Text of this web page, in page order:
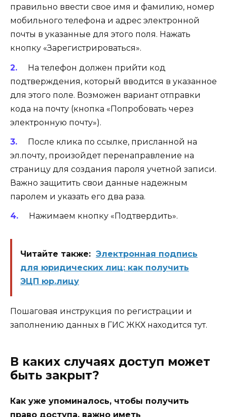
правильно ввести свое имя и фамилию, номер
мобильного телефона и адрес электронной
почты в указанные для этого поля. Нажать
кнопку «Зарегистрироваться».
На телефон должен прийти код
подтверждения, который вводится в указанное
для этого поле. Возможен вариант отправки
кода на почту (кнопка «Попробовать через
электронную почту»).
После клика по ссылке, присланной на
эл.почту, произойдет перенаправление на
страницу для создания пароля учетной записи.
Важно защитить свои данные надежным
паролем и указать его два раза.
Нажимаем кнопку «Подтвердить».
Читайте также: Электронная подпись
для юридических лиц: как получить
ЭЦП юр.лицу
Пошаговая инструкция по регистрации и
заполнению данных в ГИС ЖКХ находится тут.
В каких случаях доступ может
быть закрыт?
Как уже упоминалось, чтобы получить
право доступа, важно иметь